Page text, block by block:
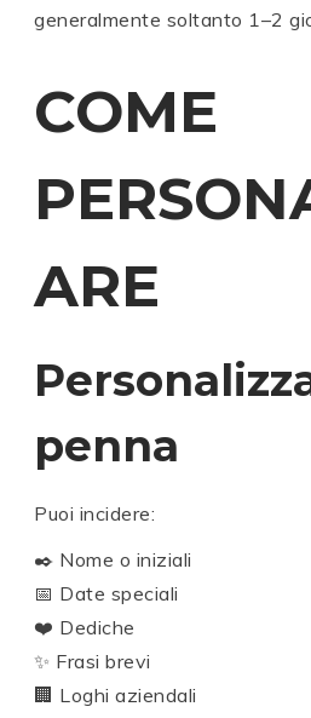
generalmente soltanto 1–2
COME
ARE
penna
Puoi incidere:
✒️ Nome o iniziali
📅 Date speciali
❤️ Dediche
✨ Frasi brevi
🏢 Loghi aziendali